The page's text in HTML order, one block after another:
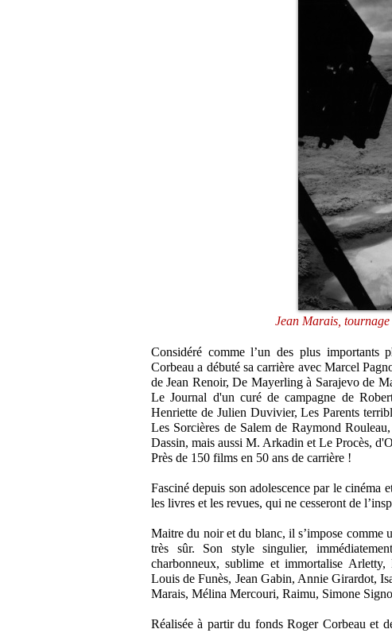
Jean Marais,
Considéré comme l’un des plus importants
Corbeau a débuté sa carrière avec Marcel
de Jean Renoir, De Mayerling à Sarajevo de
Le Journal d'un curé de campagne de
Henriette de Julien Duvivier, Les Parents
Les Sorcières de Salem de Raymond
Dassin, mais aussi M. Arkadin et Le Procès,
Près de 150 films en 50 ans de carrière !
Fasciné depuis son adolescence par le cinéma
les livres et les revues, qui ne cesseront de
Maitre du noir et du blanc, il s’impose comme
très sûr. Son style singulier,
charbonneux, sublime et immortalise
Louis de Funès, Jean Gabin, Annie Girardot,
Marais, Mélina Mercouri, Raimu, Simone
Réalisée à partir du fonds Roger Corbeau et